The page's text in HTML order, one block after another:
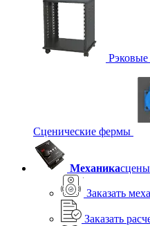
Сценические фермы
Механикасцены
Заказать
Заказать